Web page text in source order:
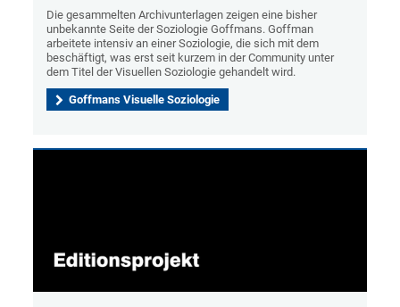
Die gesammelten Archivunterlagen zeigen eine bisher
unbekannte Seite der Soziologie Goffmans. Goffman
arbeitete intensiv an einer Soziologie, die sich mit dem
beschäftigt, was erst seit kurzem in der Community unter
dem Titel der Visuellen Soziologie gehandelt wird.
Goffmans Visuelle Soziologie